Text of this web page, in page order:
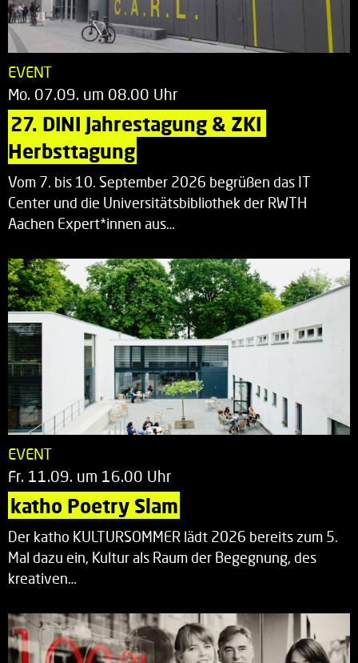
EVENT
Mo. 07.09. um 08.00 Uhr
27. DINI Jahrestagung & ZKI
Herbsttagung
Vom 7. bis 10. September 2026 begrüßen das IT
Center und die Universitätsbibliothek der RWTH
Aachen Expert*innen aus…
EVENT
Fr. 11.09. um 16.00 Uhr
katho Poetry Slam
Der katho KULTURSOMMER lädt 2026 bereits zum 5.
Mal dazu ein, Kultur als Raum der Begegnung, des
kreativen…